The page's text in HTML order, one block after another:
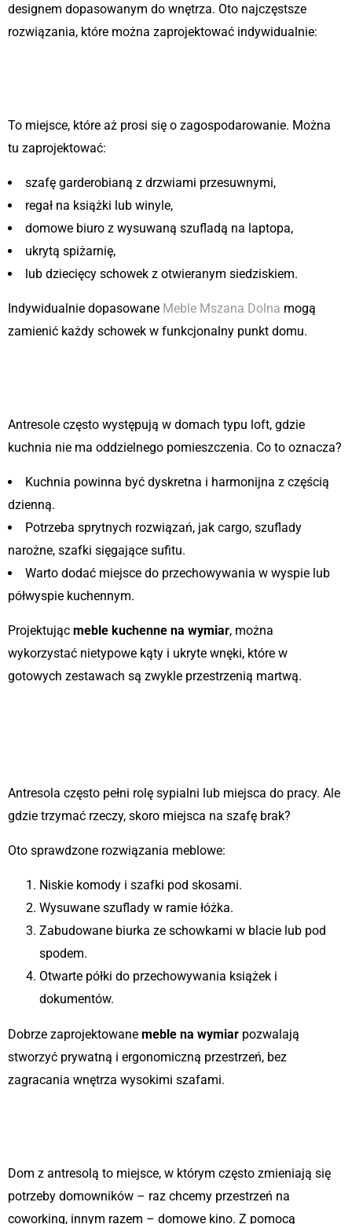
designem dopasowanym do wnętrza. Oto najczęstsze
rozwiązania, które można zaprojektować indywidualnie:
To miejsce, które aż prosi się o zagospodarowanie. Można
tu zaprojektować:
szafę garderobianą z drzwiami przesuwnymi,
regał na książki lub winyle,
domowe biuro z wysuwaną szufladą na laptopa,
ukrytą spiżarnię,
lub dziecięcy schowek z otwieranym siedziskiem.
Indywidualnie dopasowane Meble Mszana Dolna mogą
zamienić każdy schowek w funkcjonalny punkt domu.
Antresole często występują w domach typu loft, gdzie
kuchnia nie ma oddzielnego pomieszczenia. Co to oznacza?
Kuchnia powinna być dyskretna i harmonijna z częścią
dzienną.
Potrzeba sprytnych rozwiązań, jak cargo, szuflady
narożne, szafki sięgające sufitu.
Warto dodać miejsce do przechowywania w wyspie lub
półwyspie kuchennym.
Projektując meble kuchenne na wymiar, można
wykorzystać nietypowe kąty i ukryte wnęki, które w
gotowych zestawach są zwykle przestrzenią martwą.
Antresola często pełni rolę sypialni lub miejsca do pracy. Ale
gdzie trzymać rzeczy, skoro miejsca na szafę brak?
Oto sprawdzone rozwiązania meblowe:
Niskie komody i szafki pod skosami.
Wysuwane szuflady w ramie łóżka.
Zabudowane biurka ze schowkami w blacie lub pod
spodem.
Otwarte półki do przechowywania książek i
dokumentów.
Dobrze zaprojektowane meble na wymiar pozwalają
stworzyć prywatną i ergonomiczną przestrzeń, bez
zagracania wnętrza wysokimi szafami.
Dom z antresolą to miejsce, w którym często zmieniają się
potrzeby domowników – raz chcemy przestrzeń na
coworking, innym razem – domowe kino. Z pomocą